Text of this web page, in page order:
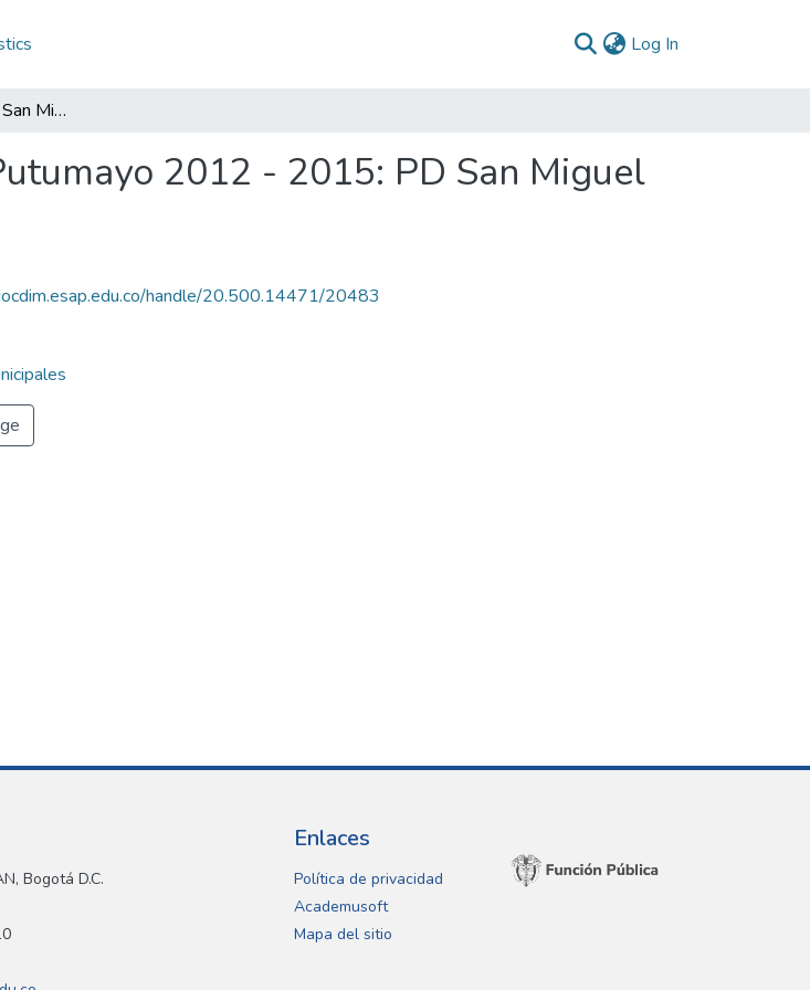
Log In
Plan de Desarrollo San Miguel Putumayo 2012 - 2015: PD San Miguel Putumayo 2012 - 2015
2012 - 2015: PD San Miguel
handle/20.500.14471/20483
Bogotá D.C.
Enlaces
Política de privacidad
Academusoft
Mapa del sitio